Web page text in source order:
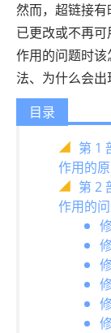
然而，超链接
已更改或不再
作用的问题时
法、为什么会出
目录
第 1
作用的
第 2
作用的